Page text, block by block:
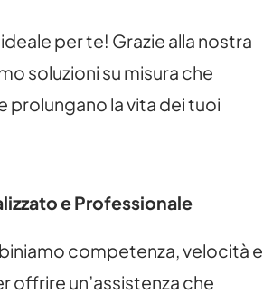
per te! Grazie alla nostra
soluzioni su misura che
prolungano la vita dei tuoi
e Professionale
competenza, velocità e
offrire un’assistenza che